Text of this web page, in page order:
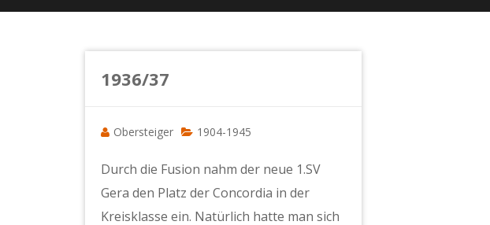
1936/37
Obersteiger 1904-1945
Durch die Fusion nahm der neue 1.SV
Gera den Platz der Concordia in der
Kreisklasse ein. Natürlich hatte man sich